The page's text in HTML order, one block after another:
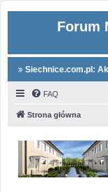
Forum
Siechnice.com.pl:
FAQ
Strona główna